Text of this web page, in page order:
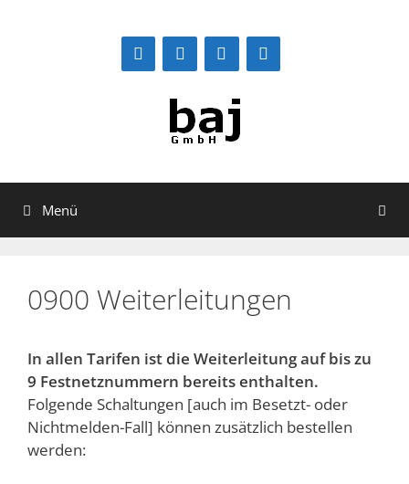
Menü
0900 Weiterleitungen
In allen Tarifen ist die Weiterleitung auf bis zu
9 Festnetznummern bereits enthalten.
Folgende Schaltungen [auch im Besetzt- oder
Nichtmelden-Fall] können zusätzlich bestellen
werden: